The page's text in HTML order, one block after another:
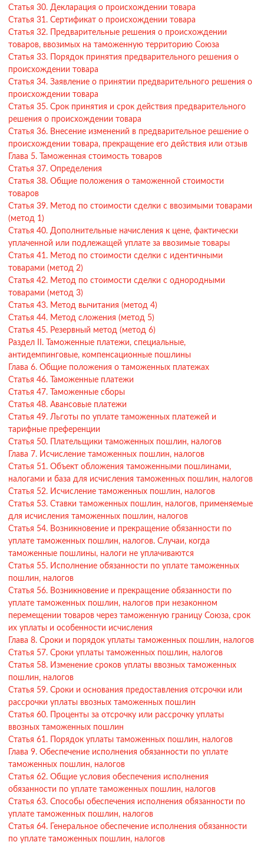
Статья 30. Декларация о происхождении товара
Статья 31. Сертификат о происхождении товара
Статья 32. Предварительные решения о происхождении
товаров, ввозимых на таможенную территорию Союза
Статья 33. Порядок принятия предварительного решения о
происхождении товара
Статья 34. Заявление о принятии предварительного решения о
происхождении товара
Статья 35. Срок принятия и срок действия предварительного
решения о происхождении товара
Статья 36. Внесение изменений в предварительное решение о
происхождении товара, прекращение его действия или отзыв
Глава 5. Таможенная стоимость товаров
Статья 37. Определения
Статья 38. Общие положения о таможенной стоимости
товаров
Статья 39. Метод по стоимости сделки с ввозимыми товарами
(метод 1)
Статья 40. Дополнительные начисления к цене, фактически
уплаченной или подлежащей уплате за ввозимые товары
Статья 41. Метод по стоимости сделки с идентичными
товарами (метод 2)
Статья 42. Метод по стоимости сделки с однородными
товарами (метод 3)
Статья 43. Метод вычитания (метод 4)
Статья 44. Метод сложения (метод 5)
Статья 45. Резервный метод (метод 6)
Раздел II. Таможенные платежи, специальные,
антидемпинговые, компенсационные пошлины
Глава 6. Общие положения о таможенных платежах
Статья 46. Таможенные платежи
Статья 47. Таможенные сборы
Статья 48. Авансовые платежи
Статья 49. Льготы по уплате таможенных платежей и
тарифные преференции
Статья 50. Плательщики таможенных пошлин, налогов
Глава 7. Исчисление таможенных пошлин, налогов
Статья 51. Объект обложения таможенными пошлинами,
налогами и база для исчисления таможенных пошлин, налогов
Статья 52. Исчисление таможенных пошлин, налогов
Статья 53. Ставки таможенных пошлин, налогов, применяемые
для исчисления таможенных пошлин, налогов
Статья 54. Возникновение и прекращение обязанности по
уплате таможенных пошлин, налогов. Случаи, когда
таможенные пошлины, налоги не уплачиваются
Статья 55. Исполнение обязанности по уплате таможенных
пошлин, налогов
Статья 56. Возникновение и прекращение обязанности по
уплате таможенных пошлин, налогов при незаконном
перемещении товаров через таможенную границу Союза, срок
их уплаты и особенности исчисления
Глава 8. Сроки и порядок уплаты таможенных пошлин, налогов
Статья 57. Сроки уплаты таможенных пошлин, налогов
Статья 58. Изменение сроков уплаты ввозных таможенных
пошлин, налогов
Статья 59. Сроки и основания предоставления отсрочки или
рассрочки уплаты ввозных таможенных пошлин
Статья 60. Проценты за отсрочку или рассрочку уплаты
ввозных таможенных пошлин
Статья 61. Порядок уплаты таможенных пошлин, налогов
Глава 9. Обеспечение исполнения обязанности по уплате
таможенных пошлин, налогов
Статья 62. Общие условия обеспечения исполнения
обязанности по уплате таможенных пошлин, налогов
Статья 63. Способы обеспечения исполнения обязанности по
уплате таможенных пошлин, налогов
Статья 64. Генеральное обеспечение исполнения обязанности
по уплате таможенных пошлин, налогов